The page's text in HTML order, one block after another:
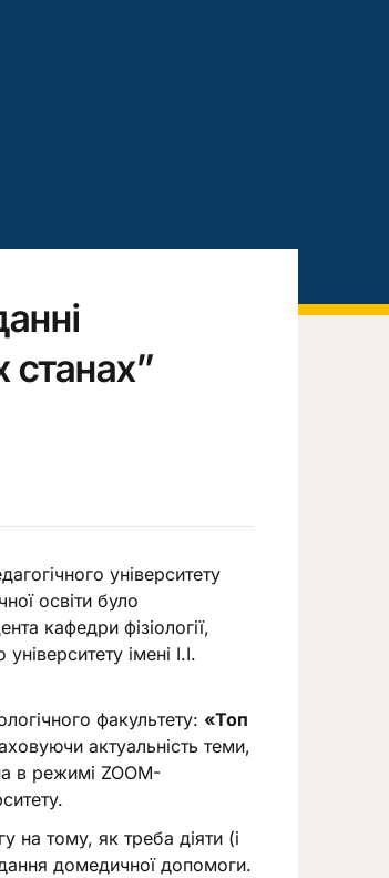
станах”
університету
освіти було
кафедри фізіології,
імені І.І.
факультету: «Топ
актуальність теми,
в режимі ZOОM-
на тому, як треба діяти (і
домедичної допомоги.